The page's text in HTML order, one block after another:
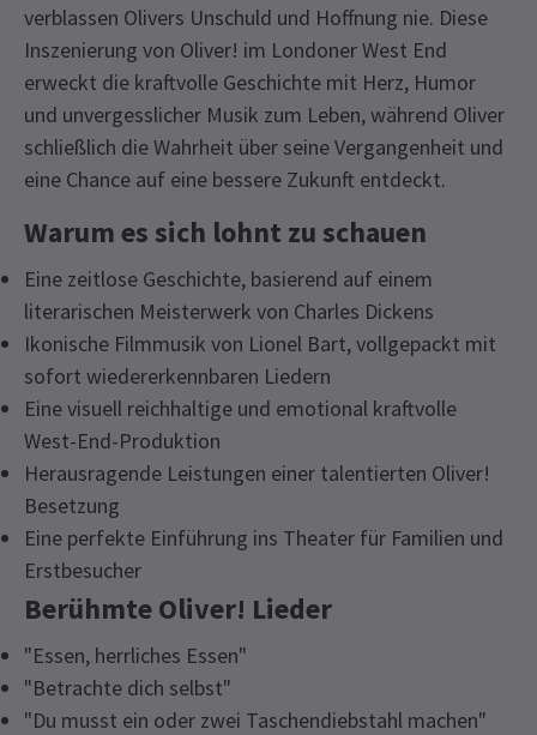
verblassen Olivers Unschuld und Hoffnung nie. Diese
Inszenierung von Oliver! im Londoner West End
erweckt die kraftvolle Geschichte mit Herz, Humor
und unvergesslicher Musik zum Leben, während Oliver
schließlich die Wahrheit über seine Vergangenheit und
eine Chance auf eine bessere Zukunft entdeckt.
Warum es sich lohnt zu schauen
Eine zeitlose Geschichte, basierend auf einem
literarischen Meisterwerk von Charles Dickens
Ikonische Filmmusik von Lionel Bart, vollgepackt mit
sofort wiedererkennbaren Liedern
Eine visuell reichhaltige und emotional kraftvolle
West-End-Produktion
Herausragende Leistungen einer talentierten Oliver!
Besetzung
Eine perfekte Einführung ins Theater für Familien und
Erstbesucher
Berühmte Oliver! Lieder
"Essen, herrliches Essen"
"Betrachte dich selbst"
"Du musst ein oder zwei Taschendiebstahl machen"